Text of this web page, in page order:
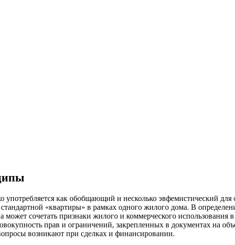
употребляется как обобщающий и несколько эвфемистический
«квартиры» в рамках одного жилого дома. В
сочетать признаки жилого и коммерческого использования
прав и ограничений, закрепленных в документах на
возникают при сделках и финансировании.